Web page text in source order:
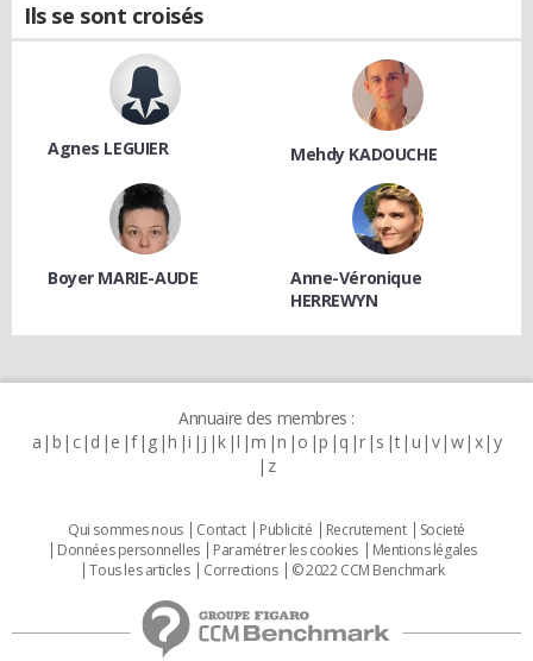
Ils se sont croisés
Agnes LEGUIER Mehdy KADOUCHE
Boyer MARIE-AUDE
Anne-Véronique
HERREWYN
Annuaire des membres :
a b c d e f g h i j k l m n o p q r s t u v w x y
z
Qui sommes nous Contact Publicité Recrutement
Societé
Données personnelles
Paramétrer les cookies
Mentions légales
Tous les articles
Corrections © 2022 CCM Benchmark